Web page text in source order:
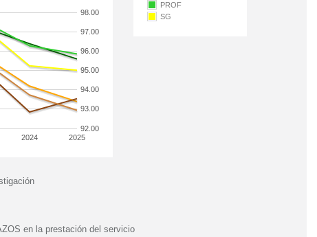
2024 2025
92.00
93.00
94.00
95.00
96.00
97.00
98.00
PROF
SG
en la prestación del servicio